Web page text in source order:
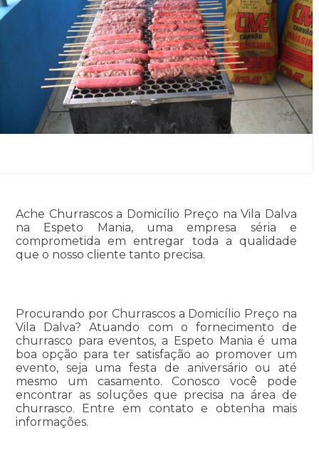
Ache Churrascos a Domicílio Preço na Vila Dalva
na Espeto Mania, uma empresa séria e
comprometida em entregar toda a qualidade
que o nosso cliente tanto precisa.
Procurando por Churrascos a Domicílio Preço na
Vila Dalva? Atuando com o fornecimento de
churrasco para eventos, a Espeto Mania é uma
boa opção para ter satisfação ao promover um
evento, seja uma festa de aniversário ou até
mesmo um casamento. Conosco você pode
encontrar as soluções que precisa na área de
churrasco. Entre em contato e obtenha mais
informações.